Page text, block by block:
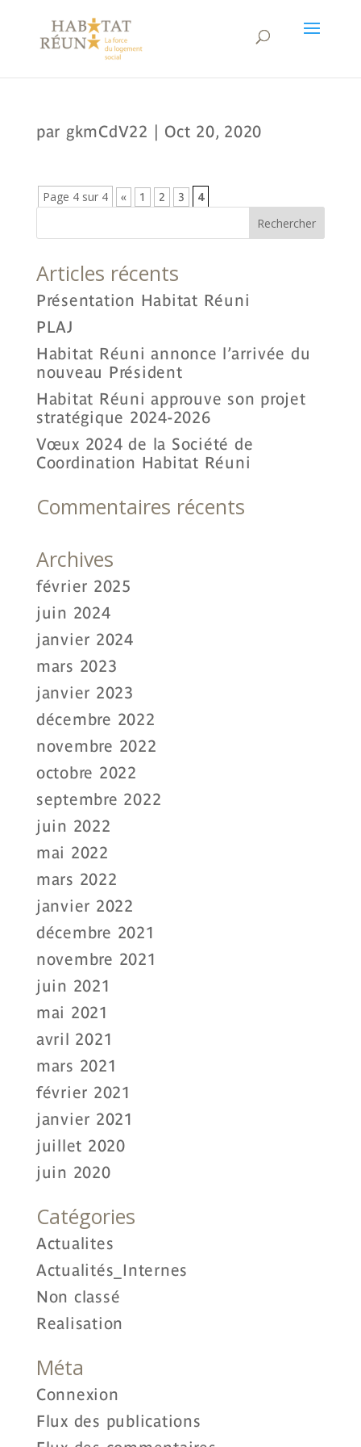
par gkmCdV22 | Oct 20, 2020
Page 4 sur 4 « 1 2 3 4
Articles récents
Présentation Habitat Réuni
PLAJ
Habitat Réuni annonce l’arrivée du
nouveau Président
Habitat Réuni approuve son projet
stratégique 2024-2026
Vœux 2024 de la Société de
Coordination Habitat Réuni
Commentaires récents
Archives
février 2025
juin 2024
janvier 2024
mars 2023
janvier 2023
décembre 2022
novembre 2022
octobre 2022
septembre 2022
juin 2022
mai 2022
mars 2022
janvier 2022
décembre 2021
novembre 2021
juin 2021
mai 2021
avril 2021
mars 2021
février 2021
janvier 2021
juillet 2020
juin 2020
Catégories
Actualites
Actualités_Internes
Non classé
Realisation
Méta
Connexion
Flux des publications